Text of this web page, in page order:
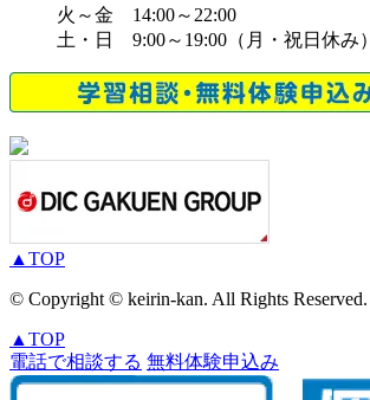
火～金 14:00～22:00
土・日 9:00～19:00（月・祝日休み）
▲ TOP
© Copyright © keirin-kan. All Rights Reserved.
▲ TOP
電話で相談する 無料体験申込み